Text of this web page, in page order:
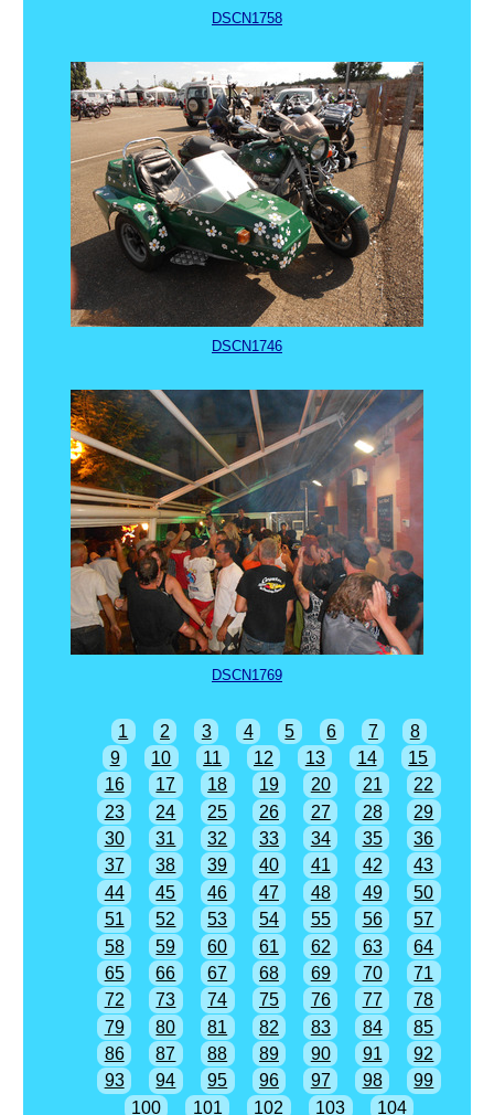
DSCN1758
DSCN1746
DSCN1769
1 2 3 4 5 6 7
8
9
10 11 12 13 14
15
16
17 18 19 20 21
22
23
24 25 26 27 28
29
30
31 32 33 34 35
36
37
38 39 40 41 42
43
44
45 46 47 48 49
50
51
52 53 54 55 56
57
58
59 60 61 62 63
64
65
66 67 68 69 70
71
72
73 74 75 76 77
78
79
80 81 82 83 84
85
86
87 88 89 90 91
92
93
94 95 96 97 98
99
100
101 102 103 104